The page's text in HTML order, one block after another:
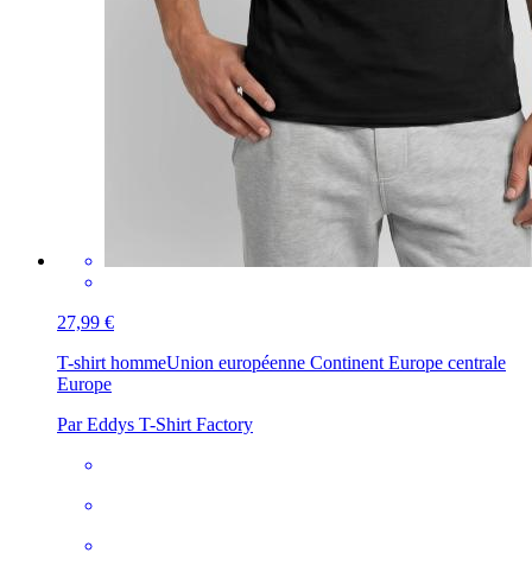
27,99 €
T-shirt hommeUnion européenne Continent Europe centrale
Europe
Par Eddys T-Shirt Factory